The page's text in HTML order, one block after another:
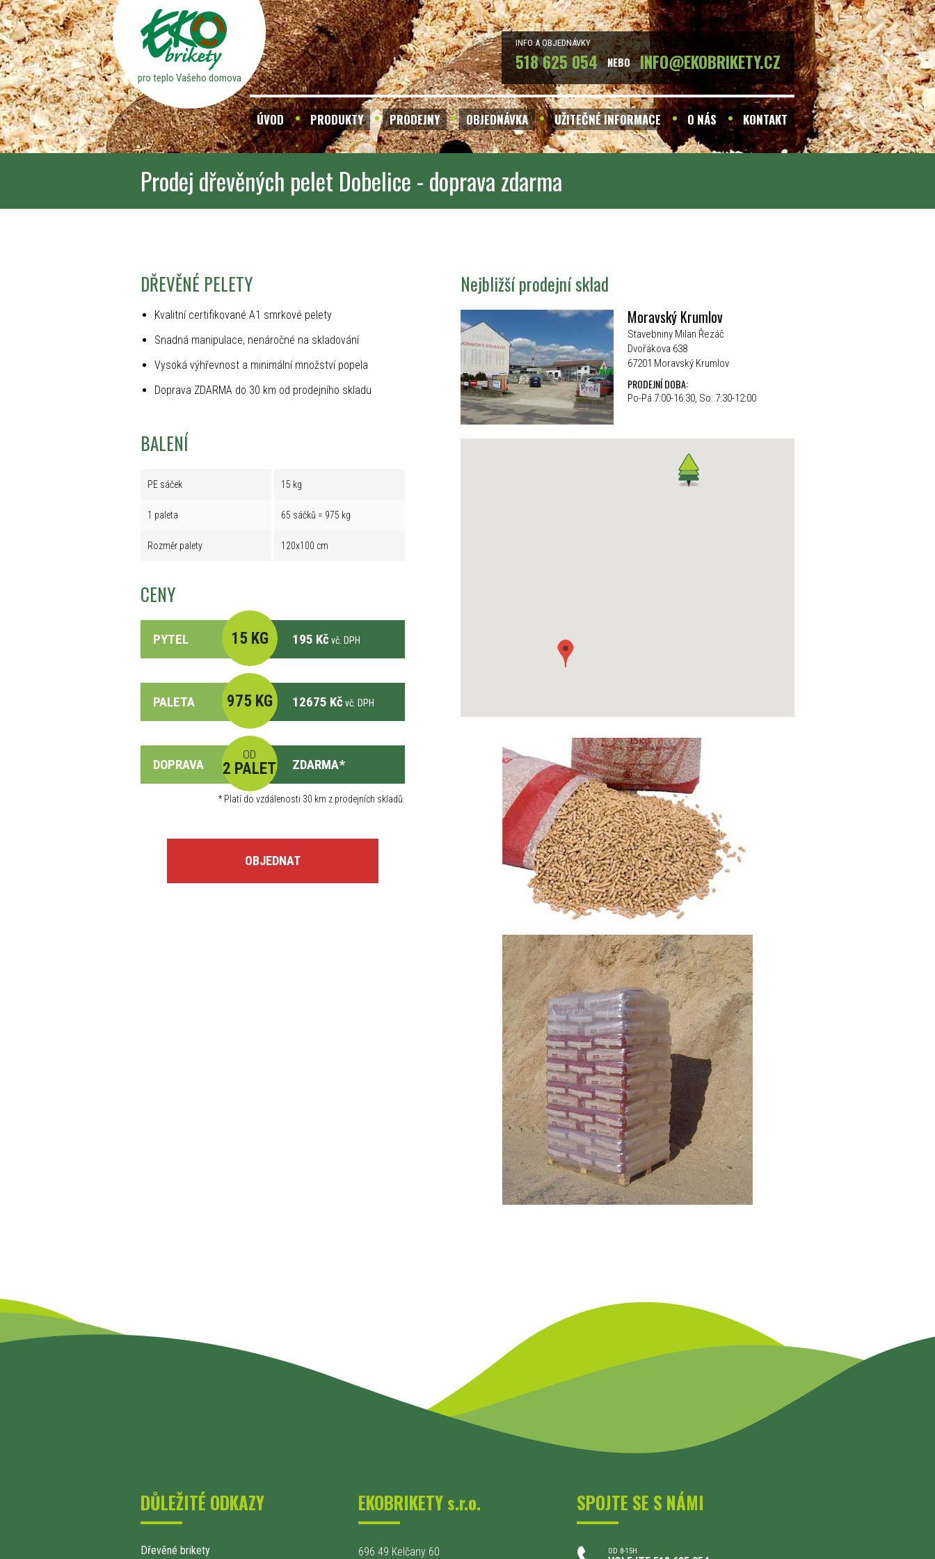
pro teplo Vašeho domova
INFO A OBJEDNÁVKY
518 625 054 NEBO INFO@EKOBRIKETY.CZ
ÚVOD PRODUKTY PRODEJNY OBJEDNÁVKA UŽITEČNÉ INFORMACE O NÁS KONTAKT
Prodej dřevěných pelet Dobelice - doprava zdarma
DŘEVĚNÉ PELETY
Kvalitní certifikované A1 smrkové pelety
Snadná manipulace, nenáročné na skladování
Vysoká výhřevnost a minimální množství popela
Doprava ZDARMA do 30 km od prodejního skladu
BALENÍ
PE sáček 15 kg
1 paleta 65 sáčků = 975 kg
Rozměr palety 120x100 cm
CENY
PYTEL 15 KG 195 Kč vč. DPH
PALETA 975 KG 12675 Kč vč. DPH
DOPRAVA
OD
2 PALET ZDARMA*
*Platí do vzdálenosti 30 km z prodejních skladů.
OBJEDNAT
Nejbližší prodejní sklad
Moravský Krumlov
Stavebniny Milan Řezáč
Dvořákova 638
67201 Moravský Krumlov
PRODEJNÍ DOBA:
Po-Pá 7:00-16:30, So: 7:30-12:00
DŮLEŽITÉ ODKAZY
Dřevěné brikety
EKOBRIKETY s.r.o.
696 49 Kelčany 60
SPOJTE SE S NÁMI
OD 8-15H